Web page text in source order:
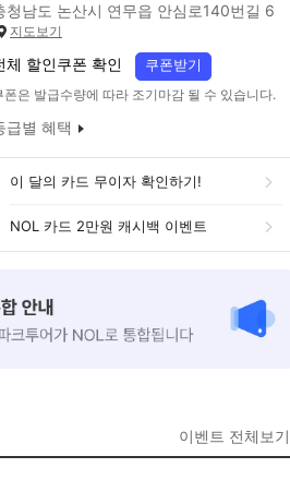
청남도 논산시 연무읍 안심로140번길 6
지도보기
체 할인쿠폰 확인 쿠폰받기
폰은 발급수량에 따라 조기마감 될 수 있습니다.
급별 혜택
이 달의 카드 무이자 확인하기!
NOL 카드 2만원 캐시백 이벤트
이벤트 전체보기